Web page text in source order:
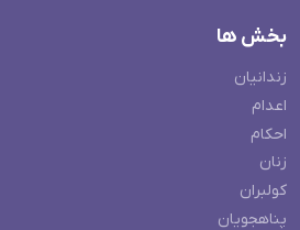
بخش ها
زندانیان
اعدام
احکام
زنان
کولبران
پناهجویان